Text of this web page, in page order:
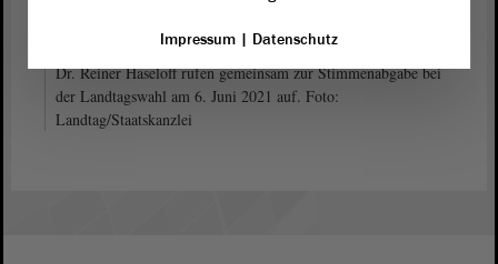
Landtagspräsidentin Gabriele Brakebusch und
Dr. Reiner Haseloff rufen gemeinsam zur Stimmenabgabe bei
der Landtagswahl am 6. Juni 2021 auf. Foto:
Landtag/Staatskanzlei
Impressum| Datenschutz